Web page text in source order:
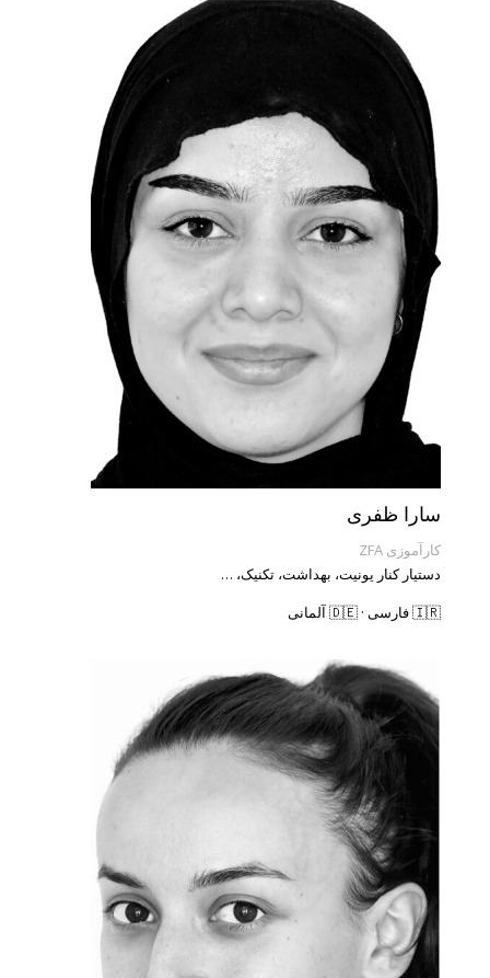
سارا ظفری
کارآموزی ZFA
دستیار کنار یونیت، بهداشت، تکنیک، …
🇮🇷 فارسی · 🇩🇪 آلمانی